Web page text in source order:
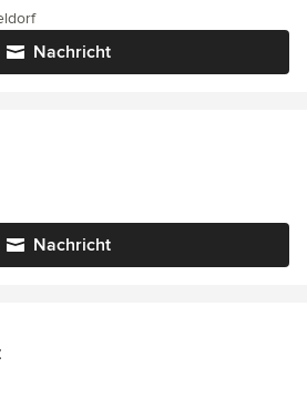
Nachricht
Nachricht